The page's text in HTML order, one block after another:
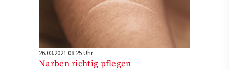
26.03.2021 08:25 Uhr
Narben richtig pflegen